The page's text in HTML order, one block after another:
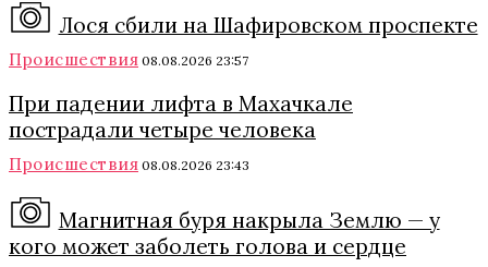
Лося сбили на Шафировском проспекте
Происшествия 08.08.2026 23:57
При падении лифта в Махачкале
пострадали четыре человека
Происшествия 08.08.2026 23:43
Магнитная буря накрыла Землю — у
кого может заболеть голова и сердце